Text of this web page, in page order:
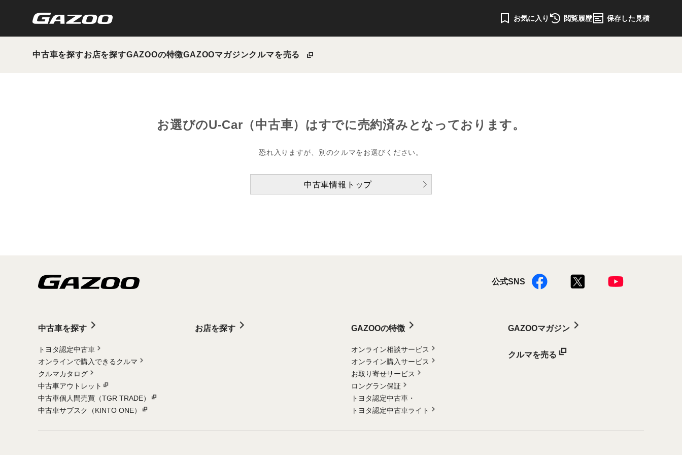
お気に入り 閲覧履歴 保存した見積
中古車を探すお店を探すGAZOOの特徴GAZOOマガジンクルマを売る
お選びのU-Car（中古車）はすでに売約済みとなっております。
恐れ入りますが、別のクルマをお選びください。
中古車情報トップ
公式SNS
中古車を探す
トヨタ認定中古車
オンラインで購入できるクルマ
クルマカタログ
中古車アウトレット
中古車個人間売買（TGR TRADE）
中古車サブスク（KINTO ONE）
お店を探す GAZOOの特徴
オンライン相談サービス
オンライン購入サービス
お取り寄せサービス
ロングラン保証
トヨタ認定中古車・
トヨタ認定中古車ライト
GAZOOマガジン
クルマを売る